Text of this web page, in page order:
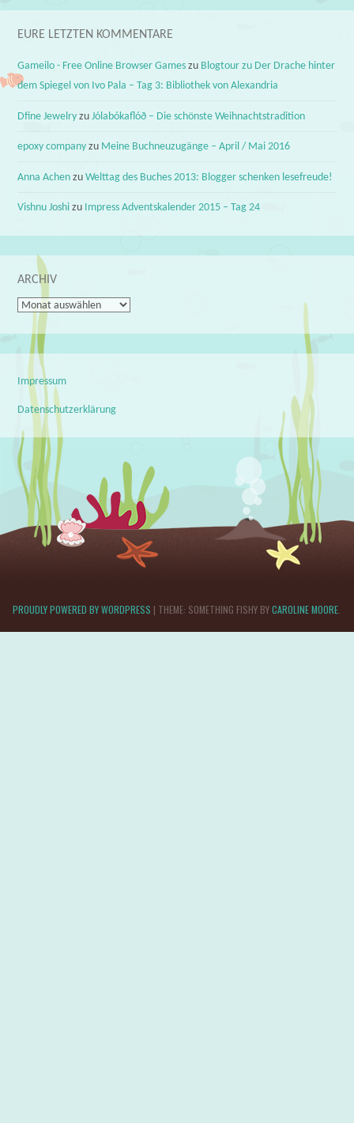
EURE LETZTEN KOMMENTARE
Gameilo - Free Online Browser Games zu Blogtour zu Der Drache hinter
dem Spiegel von Ivo Pala – Tag 3: Bibliothek von Alexandria
Dfine Jewelry zuJólabókaflóð – Die schönste Weihnachtstradition
epoxy company zu Meine Buchneuzugänge – April / Mai 2016
Anna Achen zuWelttag des Buches 2013: Blogger schenken lesefreude!
Vishnu Joshi zu Impress Adventskalender 2015 – Tag 24
ARCHIV
Archiv
Impressum
Datenschutzerklärung
PROUDLY POWERED BY WORDPRESS | THEME: SOMETHING FISHY BYCAROLINE MOORE